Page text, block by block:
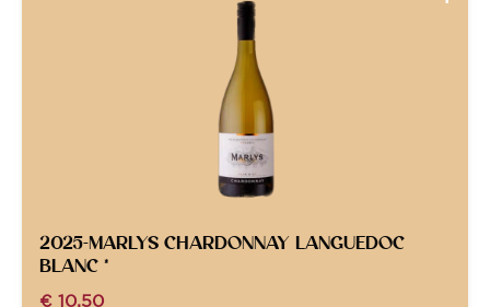
2025-MARLYS CHARDONNAY LANGUEDOC
BLANC *
€ 10,50